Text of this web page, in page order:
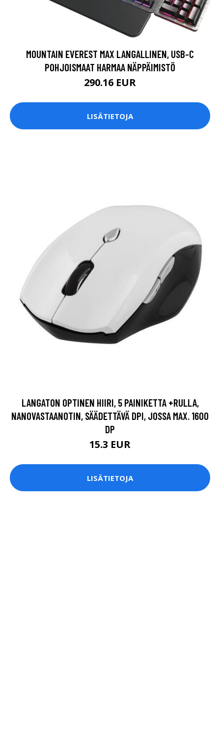
MOUNTAIN EVEREST MAX LANGALLINEN, USB-C
POHJOISMAAT HARMAA NÄPPÄIMISTÖ
290.16 EUR
LISÄTIETOJA
LANGATON OPTINEN HIIRI, 5 PAINIKETTA +RULLA,
NANOVASTAANOTIN, SÄÄDETTÄVÄ DPI, JOSSA MAX. 1600
DP
15.3 EUR
LISÄTIETOJA